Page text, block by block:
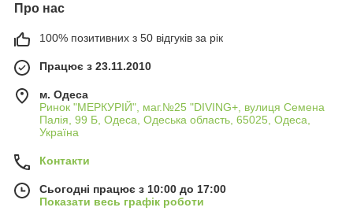
Про нас
100% позитивних з 50 відгуків за рік
Працює з 23.11.2010
м. Одеса
Ринок "МЕРКУРІЙ", маг.№25 "DIVING+, вулиця Семена
Палія, 99 Б, Одеса, Одеська область, 65025, Одеса,
Україна
Контакти
Сьогодні працює з 10:00 до 17:00
Показати весь графік роботи